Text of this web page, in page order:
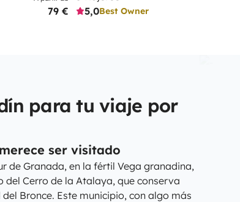
79 €
5,0Best Owner
para tu viaje por
ser visitado
de Granada, en la fértil Vega granadina,
Cerro de la Atalaya, que conserva
Bronce. Este municipio, con algo más